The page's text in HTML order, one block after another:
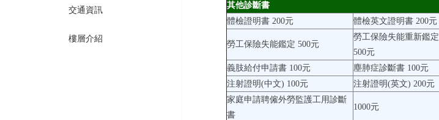
交通資訊
樓層介紹
其他診斷書
體檢證明書 200元
體檢英文證明書 200元
勞工保險失能鑑定 500元
勞工保險失能重新鑑定
500元
義肢給付申請書 100元
塵肺症診斷書 100元
注射證明(中文) 100元
注射證明(英文) 200元
家庭申請聘僱外勞監護工用診斷
書
1000元